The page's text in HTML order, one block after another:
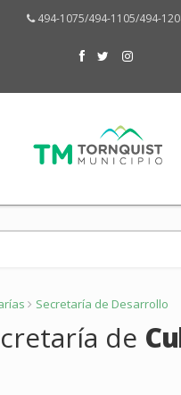
494-1075/494-1105/494-
Secretaría de Desarrollo
de